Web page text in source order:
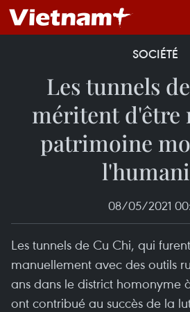
SOCIÉTÉ
Les tunnels
méritent d'être
patrimoine
08/05/2021
Les tunnels de Cu Chi, qui
manuellement avec des outils
ans dans le district homonyme
ont contribué au succès de la